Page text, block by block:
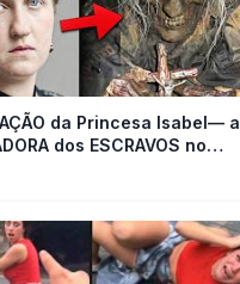
da Princesa Isabel— a
dos ESCRAVOS no